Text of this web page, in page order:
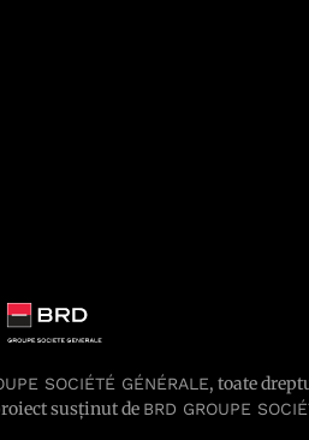
SOCIÉTÉ GÉNÉRALE, toate
susținut de BRD GROUPE